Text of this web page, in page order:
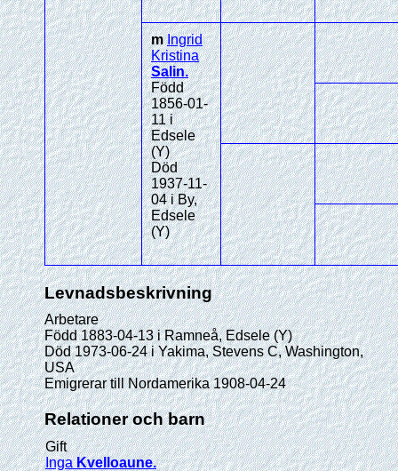
mIngrid
Kristina
Salin.
Född
1856-01-
11 i
Edsele
(Y)
Död
1937-11-
04 i By,
Edsele
(Y)
Levnadsbeskrivning
Arbetare
Född 1883-04-13 i Ramneå, Edsele (Y)
Död 1973-06-24 i Yakima, Stevens C, Washington,
USA
Emigrerar till Nordamerika 1908-04-24
Relationer och barn
Gift
Inga Kvelloaune.